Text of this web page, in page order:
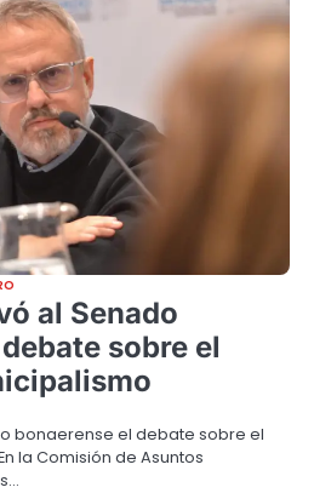
al Senado
sobre el
bonaerense el debate sobre el
la Comisión de Asuntos